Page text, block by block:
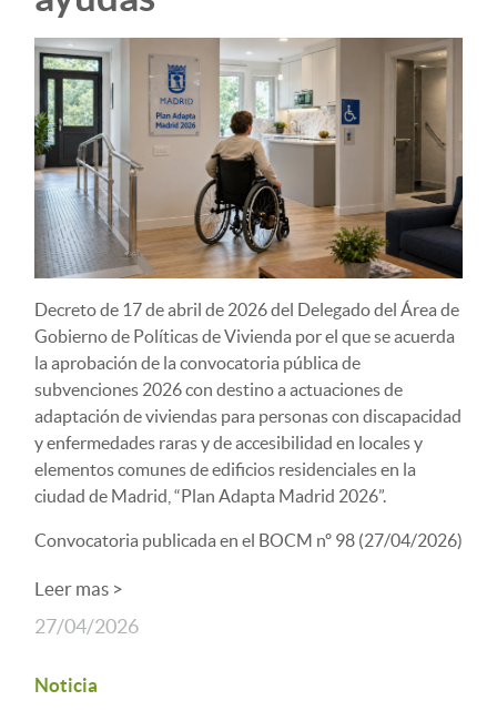
Decreto de 17 de abril de 2026 del Delegado del Área de
Gobierno de Políticas de Vivienda por el que se acuerda
la aprobación de la convocatoria pública de
subvenciones 2026 con destino a actuaciones de
adaptación de viviendas para personas con discapacidad
y enfermedades raras y de accesibilidad en locales y
elementos comunes de edificios residenciales en la
ciudad de Madrid, “Plan Adapta Madrid 2026”.
Convocatoria publicada en el BOCM nº 98 (27/04/2026)
Leer mas >
27/04/2026
Noticia